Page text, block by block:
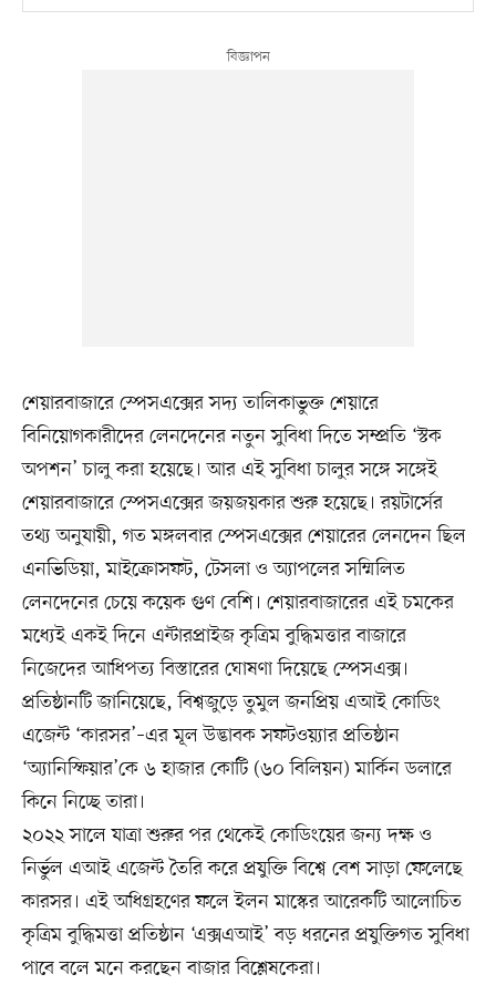
শেয়ারবাজারে স্পেসএক্সের সদ্য তালিকাভুক্ত শেয়ারে
বিনিয়োগকারীদের লেনদেনের নতুন সুবিধা দিতে সম্প্রতি ‘স্টক
অপশন’ চালু করা হয়েছে। আর এই সুবিধা চালুর সঙ্গে সঙ্গেই
শেয়ারবাজারে স্পেসএক্সের জয়জয়কার শুরু হয়েছে। রয়টার্সের
তথ্য অনুযায়ী, গত মঙ্গলবার স্পেসএক্সের শেয়ারের লেনদেন ছিল
এনভিডিয়া, মাইক্রোসফট, টেসলা ও অ্যাপলের সম্মিলিত
লেনদেনের চেয়ে কয়েক গুণ বেশি। শেয়ারবাজারের এই চমকের
মধ্যেই একই দিনে এন্টারপ্রাইজ কৃত্রিম বুদ্ধিমত্তার বাজারে
নিজেদের আধিপত্য বিস্তারের ঘোষণা দিয়েছে স্পেসএক্স।
প্রতিষ্ঠানটি জানিয়েছে, বিশ্বজুড়ে তুমুল জনপ্রিয় এআই কোডিং
এজেন্ট ‘কারসর’–এর মূল উদ্ভাবক সফটওয়্যার প্রতিষ্ঠান
‘অ্যানিস্ফিয়ার’কে ৬ হাজার কোটি (৬০ বিলিয়ন) মার্কিন ডলারে
কিনে নিচ্ছে তারা।
২০২২ সালে যাত্রা শুরুর পর থেকেই কোডিংয়ের জন্য দক্ষ ও
নির্ভুল এআই এজেন্ট তৈরি করে প্রযুক্তি বিশ্বে বেশ সাড়া ফেলেছে
কারসর। এই অধিগ্রহণের ফলে ইলন মাস্কের আরেকটি আলোচিত
কৃত্রিম বুদ্ধিমত্তা প্রতিষ্ঠান ‘এক্সএআই’ বড় ধরনের প্রযুক্তিগত সুবিধা
পাবে বলে মনে করছেন বাজার বিশ্লেষকেরা।